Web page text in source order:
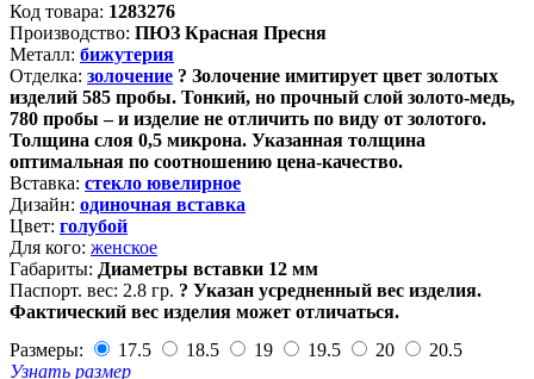
Код товара: 1283276
Производство: ПЮЗ Красная Пресня
Металл: бижутерия
Отделка: золочение ? Золочение имитирует цвет золотых
изделий 585 пробы. Тонкий, но прочный слой золото-медь,
780 пробы – и изделие не отличить по виду от золотого.
Толщина слоя 0,5 микрона. Указанная толщина
оптимальная по соотношению цена-качество.
Вставка: стекло ювелирное
Дизайн: одиночная вставка
Цвет: голубой
Для кого: женское
Габариты: Диаметры вставки 12 мм
Паспорт. вес: 2.8 гр. ? Указан усредненный вес изделия.
Фактический вес изделия может отличаться.
Размеры:
17.5 18.5 19 19.5 20
20.5
Узнать размер